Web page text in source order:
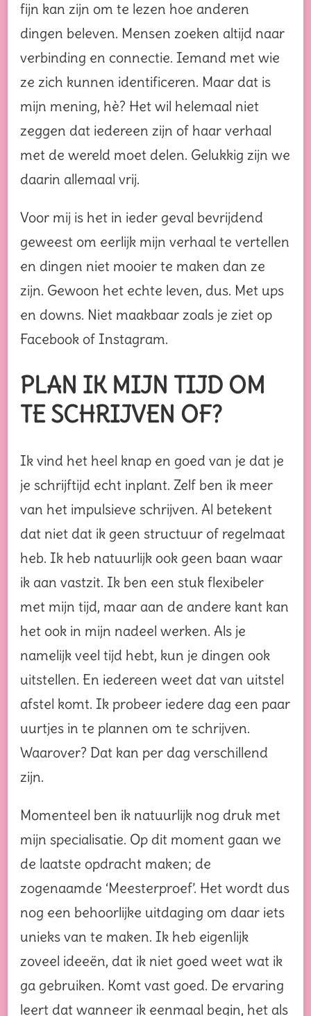
fijn kan zijn om te lezen hoe anderen
dingen beleven. Mensen zoeken altijd naar
verbinding en connectie. Iemand met wie
ze zich kunnen identificeren. Maar dat is
mijn mening, hè? Het wil helemaal niet
zeggen dat iedereen zijn of haar verhaal
met de wereld moet delen. Gelukkig zijn we
daarin allemaal vrij.
Voor mij is het in ieder geval bevrijdend
geweest om eerlijk mijn verhaal te vertellen
en dingen niet mooier te maken dan ze
zijn. Gewoon het echte leven, dus. Met ups
en downs. Niet maakbaar zoals je ziet op
Facebook of Instagram.
PLAN IK MIJN TIJD OM
TE SCHRIJVEN OF?
Ik vind het heel knap en goed van je dat je
je schrijftijd echt inplant. Zelf ben ik meer
van het impulsieve schrijven. Al betekent
dat niet dat ik geen structuur of regelmaat
heb. Ik heb natuurlijk ook geen baan waar
ik aan vastzit. Ik ben een stuk flexibeler
met mijn tijd, maar aan de andere kant kan
het ook in mijn nadeel werken. Als je
namelijk veel tijd hebt, kun je dingen ook
uitstellen. En iedereen weet dat van uitstel
afstel komt. Ik probeer iedere dag een paar
uurtjes in te plannen om te schrijven.
Waarover? Dat kan per dag verschillend
zijn.
Momenteel ben ik natuurlijk nog druk met
mijn specialisatie. Op dit moment gaan we
de laatste opdracht maken; de
zogenaamde ‘Meesterproef’. Het wordt dus
nog een behoorlijke uitdaging om daar iets
unieks van te maken. Ik heb eigenlijk
zoveel ideeën, dat ik niet goed weet wat ik
ga gebruiken. Komt vast goed. De ervaring
leert dat wanneer ik eenmaal begin, het als